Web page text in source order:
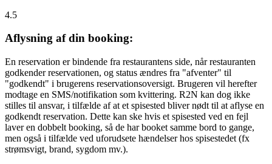
4.5
Aflysning af din booking:
En reservation er bindende fra restaurantens side, når restauranten
godkender reservationen, og status ændres fra "afventer" til
"godkendt" i brugerens reservationsoversigt. Brugeren vil herefter
modtage en SMS/notifikation som kvittering. R2N kan dog ikke
stilles til ansvar, i tilfælde af at et spisested bliver nødt til at aflyse en
godkendt reservation. Dette kan ske hvis et spisested ved en fejl
laver en dobbelt booking, så de har booket samme bord to gange,
men også i tilfælde ved uforudsete hændelser hos spisestedet (fx
strømsvigt, brand, sygdom mv.).